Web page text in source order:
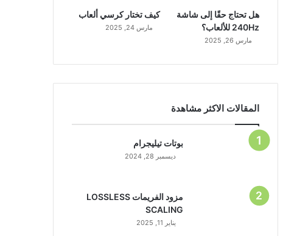
هل تحتاج حقًا إلى شاشة
240Hz للألعاب؟
مارس 26, 2025
كيف تختار كرسي ألعاب
مارس 24, 2025
المقالات الاكثر مشاهدة
بوتات تيليجرام
ديسمبر 28, 2024
مزود الفريمات LOSSLESS
SCALING
يناير 11, 2025